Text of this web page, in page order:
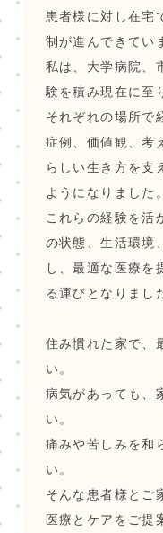
患者様に対し在宅
制が進んできてい
私は、大学病院、
験を積み現在に至
それぞれの場所で
症例、価値観、考
らしい生き方を支
ようになりました。
これらの経験を活
の状態、生活環境
し、最適な医療を
る運びとなりまし
住み慣れた家で、
い。
病気があっても、
い。
痛みや苦しみを和
い。
そんな患者様とご
医療とケアをご提